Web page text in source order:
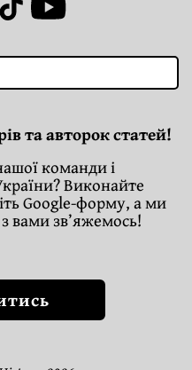
та авторок статей!
команди і
Виконайте
Google-форму, а ми
вами зв’яжемось!